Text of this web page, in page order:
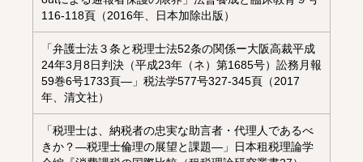
116-118頁（2016年、日本加除出版）
「弁護士法３条と税理士法52条の関係ー大阪高裁平成
24年3月8日判決（平成23年（ネ）第1685号）訟務月報
59巻6号1733頁―」税法学577号327-345頁（2017
年、清文社）
「税理士は、納税者の忠実な助言者・代理人であるべ
きか？―税理士倫理の展望と課題―」日本租税理論学